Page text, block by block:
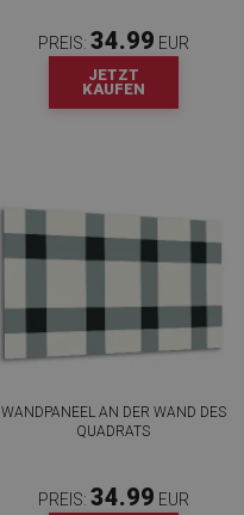
PREIS: 34.99 EUR
JETZT
KAUFEN
WANDPANEEL AN DER WAND DES
QUADRATS
PREIS: 34.99 EUR